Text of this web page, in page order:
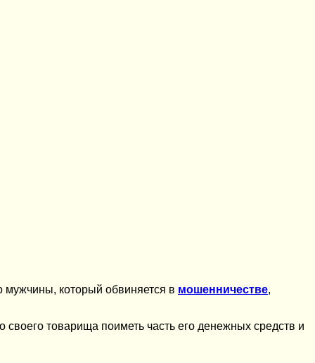
мужчины, который обвиняется в мошенничестве,
товарища поиметь часть его денежных средств и